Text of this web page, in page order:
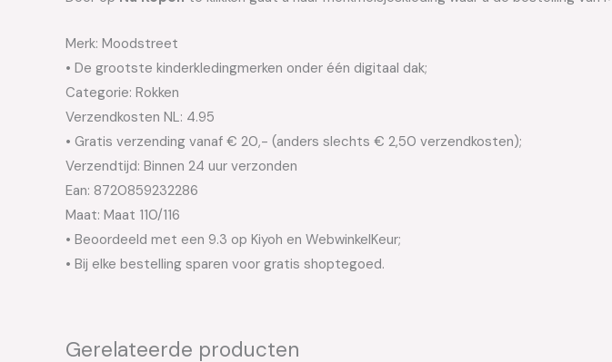
Merk: Moodstreet
• De grootste kinderkledingmerken onder één digitaal dak;
Categorie: Rokken
Verzendkosten NL: 4.95
• Gratis verzending vanaf € 20,- (anders slechts € 2,50 verzendkosten);
Verzendtijd: Binnen 24 uur verzonden
Ean: 8720859232286
Maat: Maat 110/116
• Beoordeeld met een 9.3 op Kiyoh en WebwinkelKeur;
• Bij elke bestelling sparen voor gratis shoptegoed.
Gerelateerde producten